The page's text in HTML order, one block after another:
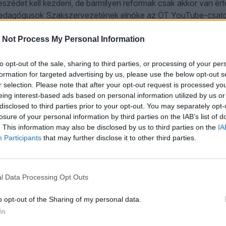
Not Process My Personal Information
opt-out of the sale, sharing to third parties, or processing of your
for targeted advertising by us, please use the below opt-out
selection. Please note that after your opt-out request is processed
interest-based ads based on personal information utilized by us
to third parties prior to your opt-out. You may separately
of your personal information by third parties on the IAB’s list of
This information may also be disclosed by us to third parties on the
Participants that may further disclose it to other third parties.
Data Processing Opt Outs
opt-out of the Sharing of my personal data.
kell kezdeni, de bármilyen reformak csak akkor van
Szakszervezetének elnöke az ÖT YouTube-
öribari? - Totyik Tamás szemben Kócziánnal
azokról a dolgokról, amiket holtbiztosan tudunk”
néhány koncertre összeálló Heaven Street Seven
címmel. A szerzővel többek között zenéről és írásról is
Viktor x Hont András